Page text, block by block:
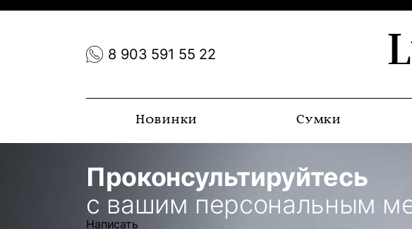
8 903 591 55 22
Новинки Сумки
Проконсультируйтесь
с вашим персональным
Написать